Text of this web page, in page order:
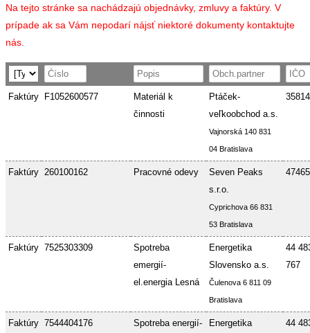
Na tejto stránke sa nachádzajú objednávky, zmluvy a faktúry. V
prípade ak sa Vám nepodarí nájsť niektoré dokumenty kontaktujte
nás.
Faktúry F1052600577
Materiál k
činnosti
Ptáček-
veľkoobchod a.s.
Vajnorská 140 831
04 Bratislava
Faktúry 260100162 Pracovné odevy
Seven Peaks
s.r.o.
Cyprichova 66 831
53 Bratislava
Faktúry 7525303309
Spotreba
emergií-
el.energia Lesná
Energetika
Slovensko a.s.
Čulenova 6 811 09
Bratislava
44
767
Faktúry 7544404176
Spotreba energií-
Energetika
44